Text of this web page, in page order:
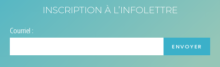
INSCRIPTION À L’INFOLETTRE
Courriel :